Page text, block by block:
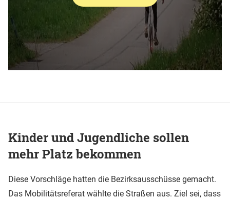
Kinder und Jugendliche sollen
mehr Platz bekommen
Diese Vorschläge hatten die Bezirksausschüsse gemacht.
Das Mobilitätsreferat wählte die Straßen aus. Ziel sei, dass